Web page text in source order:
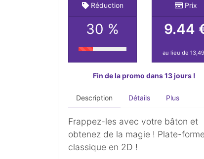
Réduction
30 %
Prix
9.44
au lieu de
Fin de la promo dans 13 jours !
Description Détails Plus
Frappez-les avec votre bâton et
obtenez de la magie ! Plate-forme
classique en 2D !